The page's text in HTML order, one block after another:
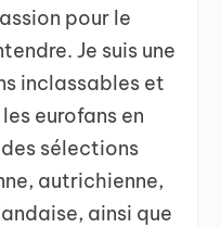
pour le
Je suis une
inclassables et
eurofans en
sélections
autrichienne,
ainsi que